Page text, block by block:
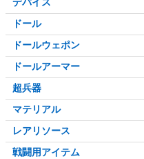
ドール
ドールウェポン
ドールアーマー
超兵器
マテリアル
レアリソース
戦闘用アイテム